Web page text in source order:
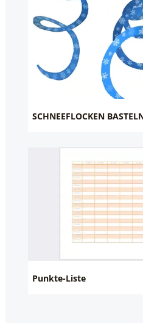
SCHNEEFLOCKEN
Punkte-Liste